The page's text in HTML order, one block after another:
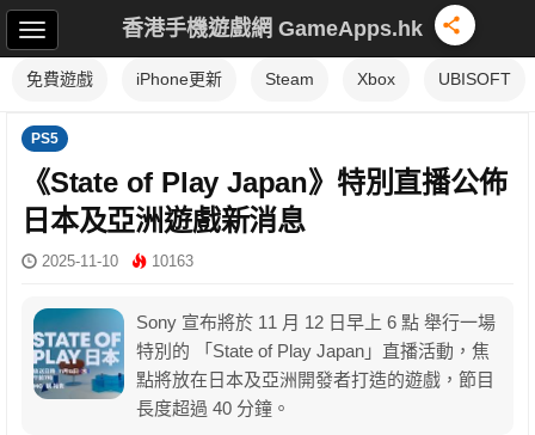
香港手機遊戲網 GameApps.hk
免費遊戲 iPhone更新 Steam Xbox UBISOFT
PS5
《State of Play Japan》特別直播公佈
日本及亞洲遊戲新消息
2025-11-10 10163
Sony 宣布將於 11 月 12 日早上 6 點 舉行一場
特別的 「State of Play Japan」直播活動，焦
點將放在日本及亞洲開發者打造的遊戲，節目
長度超過 40 分鐘。